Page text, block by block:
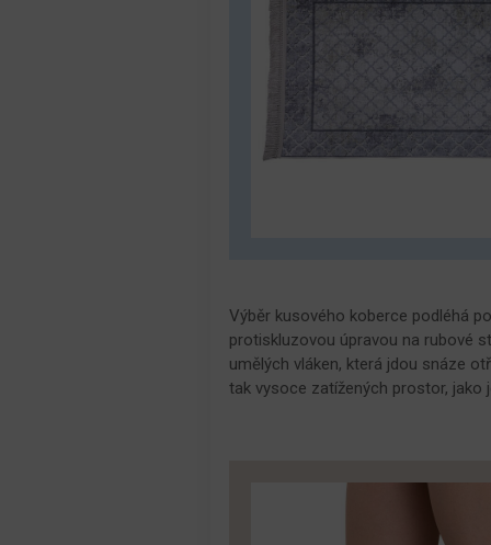
Výběr kusového koberce podléhá
protiskluzovou úpravou na rubové
umělých vláken, která jdou snáze
tak vysoce zatížených prostor, jako